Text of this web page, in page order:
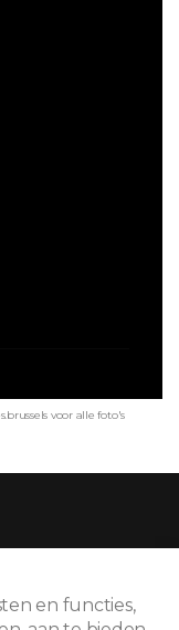
voor alle foto's
en functies,